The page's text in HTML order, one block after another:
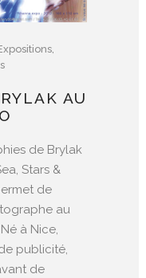
,
AU
de Brylak
Stars &
de
au
à Nice,
publicité,
de